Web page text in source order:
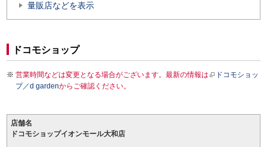
量販店などを表示
ドコモショップ
営業時間などは変更となる場合がございます。最新の情報は
ドコモショッ
プ／d gardenからご確認ください。
店舗名
ドコモショップイオンモール大和店